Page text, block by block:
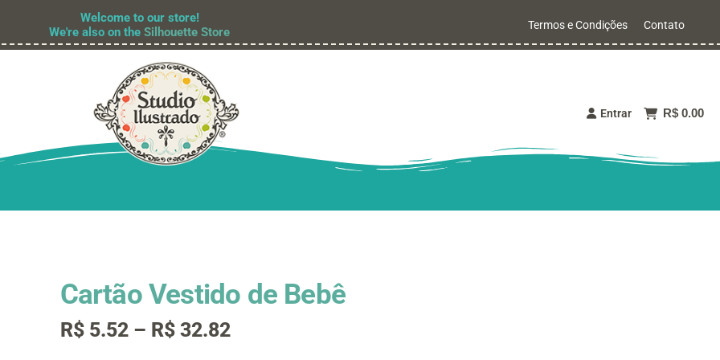
Welcome to our store!
We're also on theSilhouette Store Termos e Condições Contato
Entrar R$ 0.00
Cartão Vestido de Bebê
R$5.52 – R$32.82Faixa